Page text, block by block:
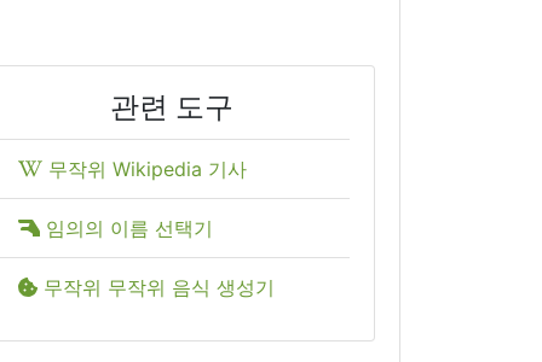
관련 도구
무작위 Wikipedia 기사
임의의 이름 선택기
무작위 무작위 음식 생성기